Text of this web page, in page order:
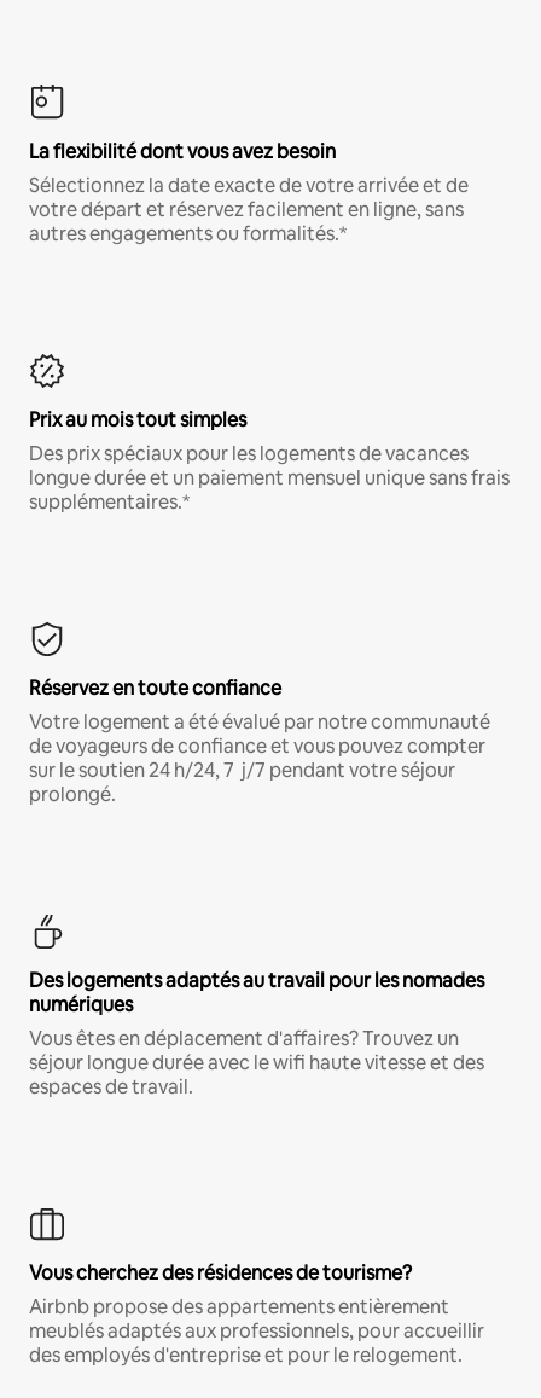
La flexibilité dont vous avez besoin
Sélectionnez la date exacte de votre arrivée et de
votre départ et réservez facilement en ligne, sans
autres engagements ou formalités.*
Prix au mois tout simples
Des prix spéciaux pour les logements de vacances
longue durée et un paiement mensuel unique sans frais
supplémentaires.*
Réservez en toute confiance
Votre logement a été évalué par notre communauté
de voyageurs de confiance et vous pouvez compter
sur le soutien 24 h/24, 7 j/7 pendant votre séjour
prolongé.
Des logements adaptés au travail pour les nomades
numériques
Vous êtes en déplacement d'affaires? Trouvez un
séjour longue durée avec le wifi haute vitesse et des
espaces de travail.
Vous cherchez des résidences de tourisme?
Airbnb propose des appartements entièrement
meublés adaptés aux professionnels, pour accueillir
des employés d'entreprise et pour le relogement.